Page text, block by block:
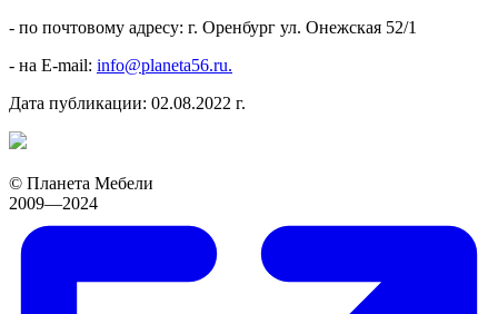
- по почтовому адресу: г. Оренбург ул. Онежская 52/1
- на E-mail: info@planeta56.ru.
Дата публикации: 02.08.2022 г.
© Планета Мебели
2009—2024